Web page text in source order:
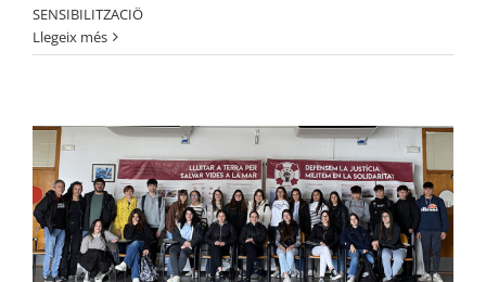
SENSIBILITZACIÖ
Llegeix mésXerrada de l’Aurora-Grup de Suport per